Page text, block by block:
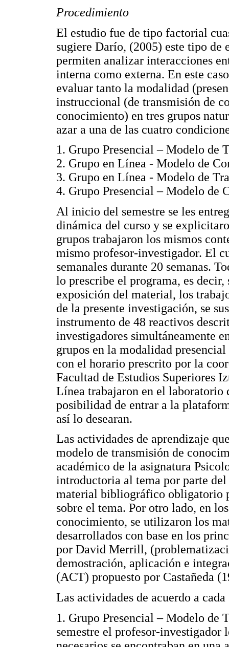
Procedimiento
El estudio fue de tipo factorial
sugiere Darío, (2005) este tipo de
permiten analizar interacciones
interna como externa. En este
evaluar tanto la modalidad
instruccional (de transmisión de
conocimiento) en tres grupos
azar a una de las cuatro
1. Grupo Presencial – Modelo de
2. Grupo en Línea - Modelo de
3. Grupo en Línea - Modelo de
4. Grupo Presencial – Modelo de
Al inicio del semestre se les
dinámica del curso y se
grupos trabajaron los mismos
mismo profesor-investigador. El
semanales durante 20 semanas.
lo prescribe el programa, es
exposición del material, los
de la presente investigación, se
instrumento de 48 reactivos
investigadores simultáneamente
grupos en la modalidad
con el horario prescrito por la
Facultad de Estudios Superiores
Línea trabajaron en el laboratorio
posibilidad de entrar a la
así lo desearan.
Las actividades de aprendizaje
modelo de transmisión de
académico de la asignatura
introductoria al tema por parte
material bibliográfico obligatorio
sobre el tema. Por otro lado, en
conocimiento, se utilizaron los
desarrollados con base en los
por David Merrill,
demostración, aplicación e
(ACT) propuesto por Castañeda
Las actividades de acuerdo a
1. Grupo Presencial – Modelo de
semestre el profesor-investigador